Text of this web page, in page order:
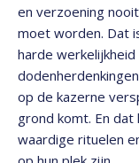
en verzoening
moet worden. Dat
harde
op de kazerne
grond komt. En
waardige rituelen